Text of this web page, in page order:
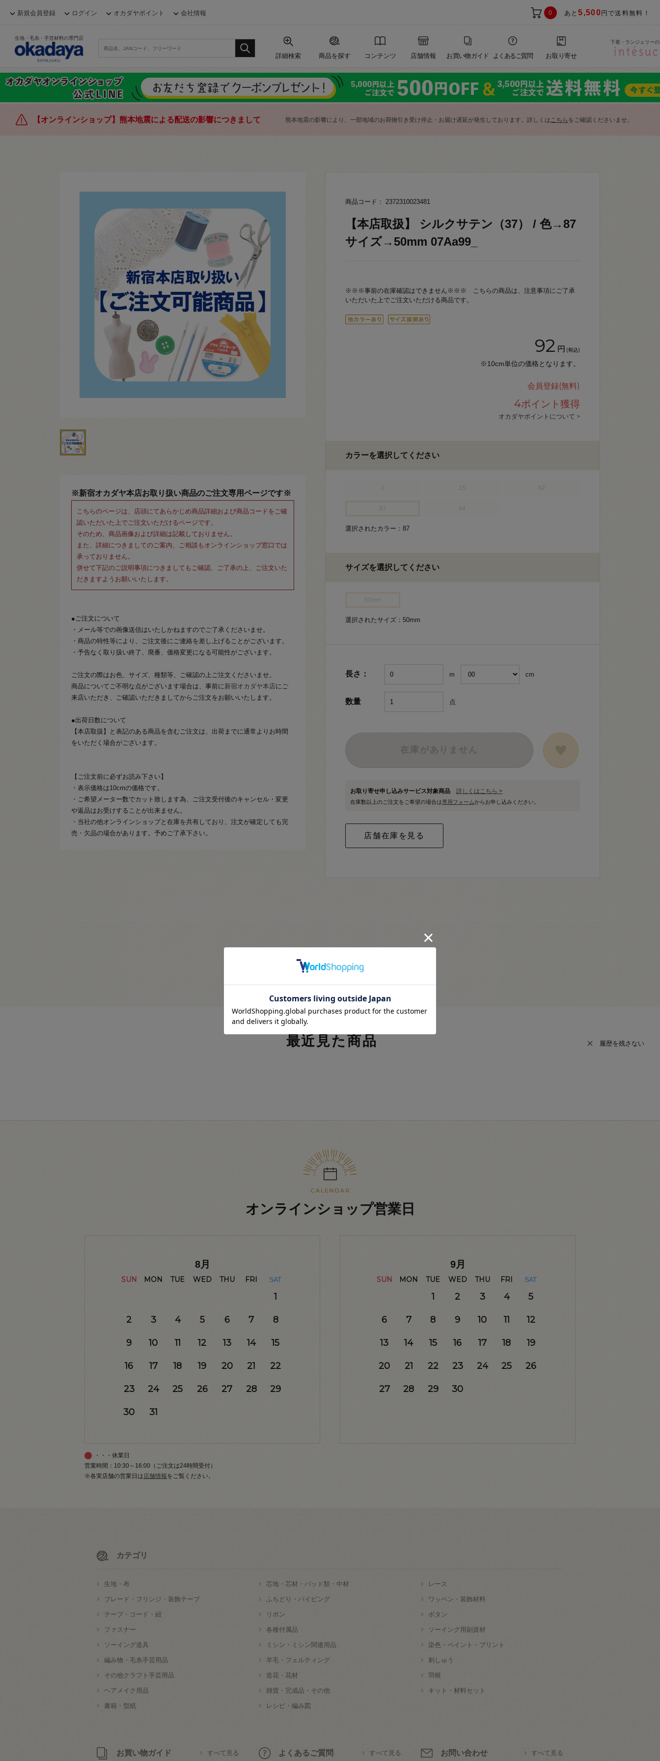
新規会員登録 ログイン オカダヤポイント 会社情報 0 あと5,500 円で送料無料！
生地・毛糸・手芸材料の専門店
詳細検索 商品を探す コンテンツ 店舗情報 お買い物ガイド よくあるご質問 お取り寄せ
下着・ランジェリー
【オンラインショップ】熊本地震による配送の影響につきまして 熊本地震の影響により、一部地域のお荷物引き受け停止・お届け遅延が発生しております。詳しくはこちら をご確認くださいませ。
※新宿オカダヤ本店お取り扱い商品のご注文専用ページです※
こちらのページは、店頭にてあらかじめ商品詳細および商品コードをご確
認いただいた上でご注文いただけるページです。
そのため、商品画像および詳細は記載しておりません。
また、詳細につきましてのご案内、ご相談もオンラインショップ窓口では
承っておりません。
併せて下記のご説明事項につきましてもご確認、ご了承の上、ご注文いた
だきますようお願いいたします。
●ご注文について
・メール等での画像送信はいたしかねますのでご了承くださいませ。
・商品の特性等により、ご注文後にご連絡を差し上げることがございます。
・予告なく取り扱い終了、廃番、価格変更になる可能性がございます。
ご注文の際はお色、サイズ、種類等、ご確認の上ご注文くださいませ。
商品についてご不明な点がございます場合は、事前に 新宿オカダヤ本店にご
来店いただき、ご確認いただきましてからご注文をお願いいたします。
●出荷日数について
【本店取扱】と表記のある商品を含むご注文は、出荷までに通常よりお時間
をいただく場合がございます。
【ご注文前に必ずお読み下さい】
・表示価格は10cmの価格です。
・ご希望メーター数でカット致します為、ご注文受付後のキャンセル・変更
や返品はお受けすることが出来ません。
・当社の他オンラインショップと在庫を共有しており、注文が確定しても完
売・欠品の場合があります。予めご了承下さい。
商品コード： 2372310023481
【本店取扱】 シルクサテン（37） / 色→87
サイズ→50mm 07Aa99_
※※※事前の在庫確認はできません※※※ こちらの商品は、注意事項にご了承
いただいた上でご注文いただける商品です。
92 円 (税込)
※10cm単位の価格となります。
会員登録(無料)
4ポイント獲得
オカダヤポイントについて >
カラーを選択してください
選択されたカラー：87
サイズを選択してください
選択されたサイズ：50mm
長さ： m cm
数量 点
お取り寄せ申し込みサービス対象商品 詳しくはこちら >
在庫数以上のご注文をご希望の場合は専用フォームからお申し込みください。
最近見た商品 履歴を残さない
オンラインショップ営業日
8月
SUN MON TUE WED THU FRI SAT
1
2 3 4 5 6 7 8
9 10 11 12 13 14 15
16 17 18 19 20 21 22
23 24 25 26 27 28 29
30 31
9月
SUN MON TUE WED THU FRI SAT
1 2 3 4 5
6 7 8 9 10 11 12
13 14 15 16 17 18 19
20 21 22 23 24 25 26
27 28 29 30
・・・休業日
営業時間：10:30～16:00（ご注文は24時間受付）
※各実店舗の営業日は店舗情報をご覧ください。
カテゴリ
生地・布 芯地・芯材・パッド類・中材 レース
ブレード・フリンジ・装飾テープ ふちどり・パイピング ワッペン・装飾材料
テープ・コード・紐 リボン ボタン
ファスナー 各種付属品 ソーイング用副資材
ソーイング道具 ミシン・ミシン関連用品 染色・ペイント・プリント
編み物・毛糸手芸用品 羊毛・フェルティング 刺しゅう
その他クラフト手芸用品 造花・花材 羽根
ヘアメイク用品 雑貨・完成品・その他 キット・材料セット
書籍・型紙 レシピ・編み図
お買い物ガイド すべて見る よくあるご質問 すべて見る お問い合わせ すべて見る